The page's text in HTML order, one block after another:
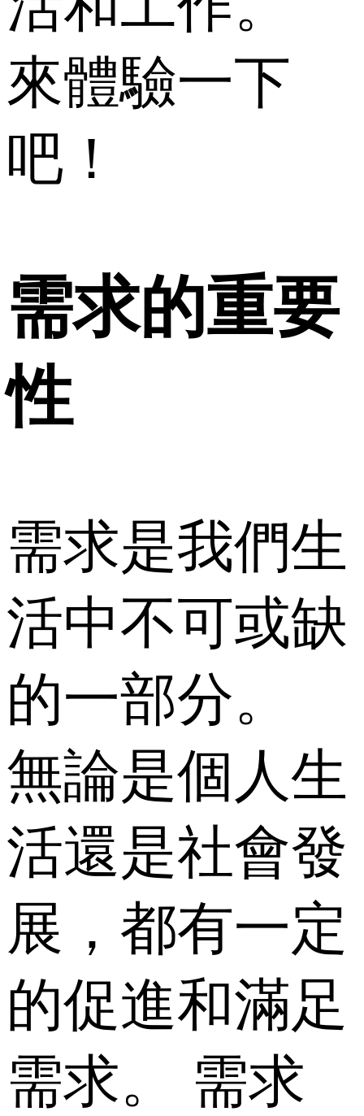
來體驗一下
吧！
需求的重要
性
需求是我們生
活中不可或缺
的一部分。
無論是個人生
活還是社會發
展，都有一定
的促進和滿足
需求。 需求